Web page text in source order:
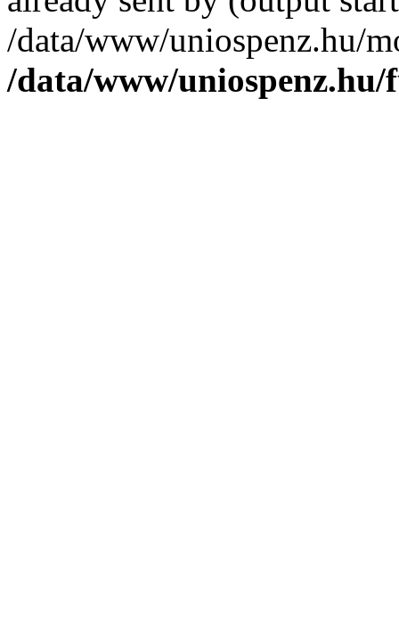
/data/www/uniospenz.hu/
/data/www/